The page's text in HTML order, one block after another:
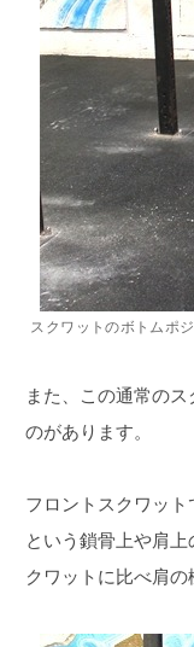
スクワットのボトムポ
また、この通常の
のがあります。
フロントスクワッ
という鎖骨上や肩
クワットに比べ肩